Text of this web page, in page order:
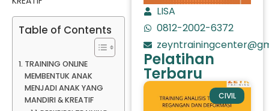
Table of Contents
TRAINING ONLINE
MEMBENTUK ANAK
MENJADI ANAK YANG
MANDIRI & KREATIF
LISA
0812-2002-6372
Pelatihan
Terbaru
CIVIL